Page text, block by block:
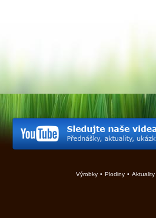
Výrobky • Plodiny • Aktuality